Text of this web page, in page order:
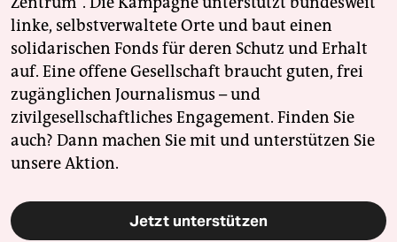
linke, selbstverwaltete Orte und baut einen
solidarischen Fonds für deren Schutz und Erhalt
auf. Eine offene Gesellschaft braucht guten, frei
zugänglichen Journalismus – und
zivilgesellschaftliches Engagement. Finden Sie
auch? Dann machen Sie mit und unterstützen Sie
unsere Aktion.
Jetzt unterstützen